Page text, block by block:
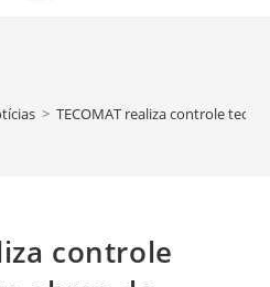
> TECOMAT realiza controle
controle